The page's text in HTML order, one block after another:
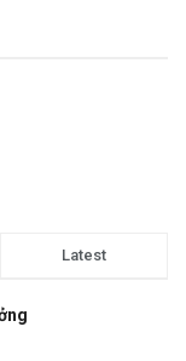
Latest